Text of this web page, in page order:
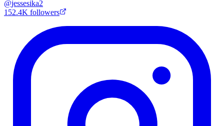
@jessesika2
152.4K followers